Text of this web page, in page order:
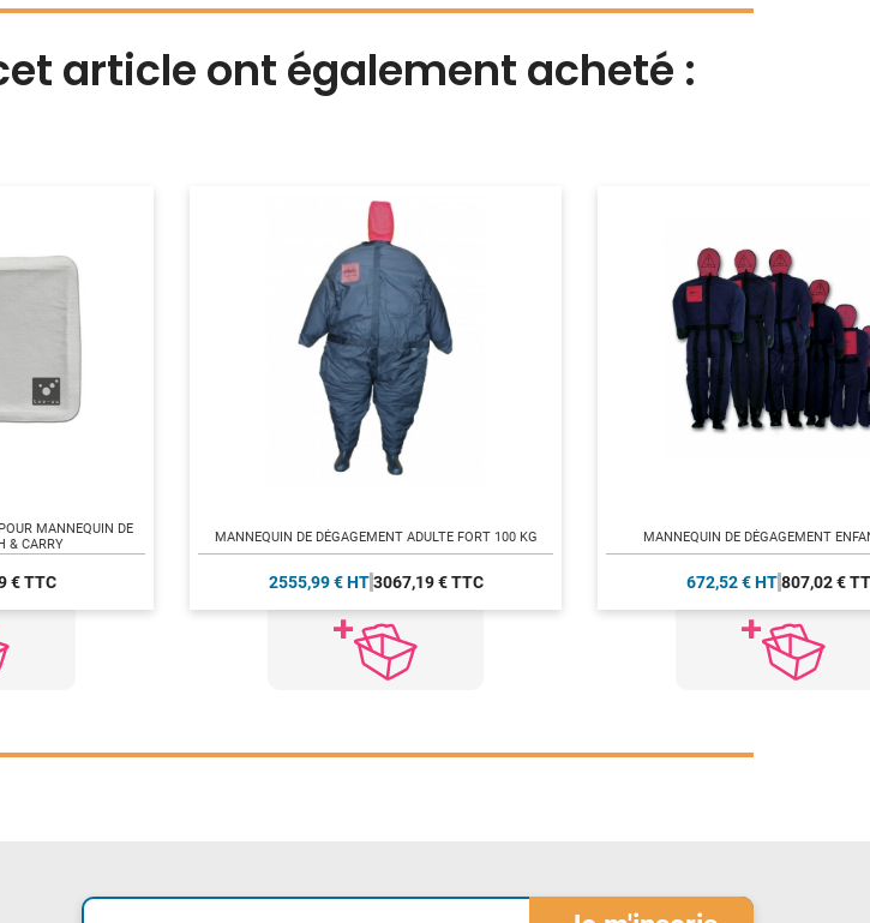
article ont également acheté :
MANNEQUIN DE
& CARRY
€ TTC
MANNEQUIN DE DÉGAGEMENT ADULTE FORT 100 KG
2555,99 € HT 3067,19 € TTC
MANNEQUIN DE DÉGAGEMENT
672,52 € HT 807,02 €